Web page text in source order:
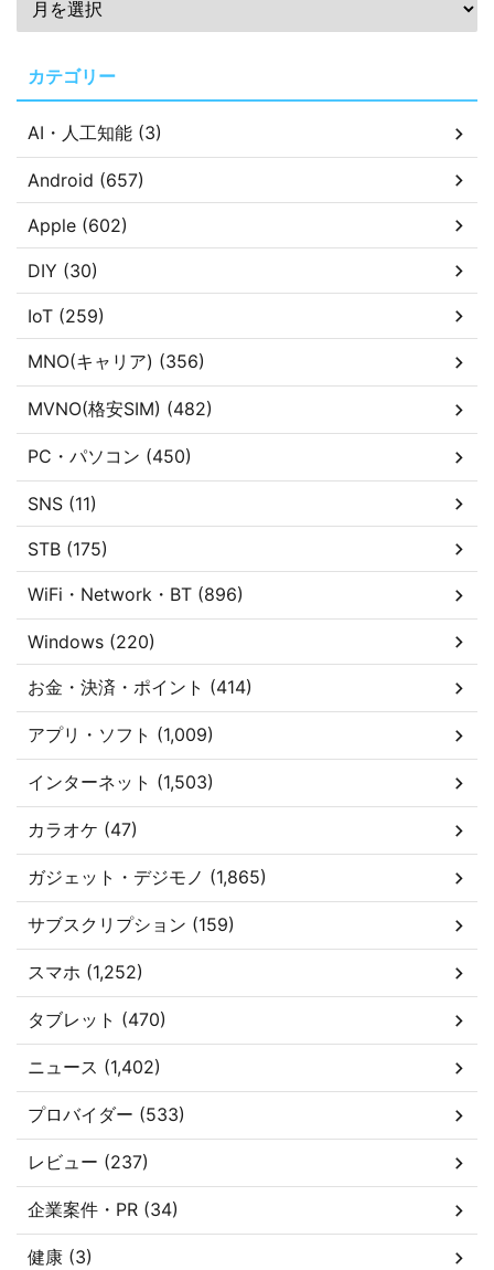
カテゴリー
AI・人工知能 (3)
Android (657)
Apple (602)
DIY (30)
IoT (259)
MNO(キャリア) (356)
MVNO(格安SIM) (482)
PC・パソコン (450)
SNS (11)
STB (175)
WiFi・Network・BT (896)
Windows (220)
お金・決済・ポイント (414)
アプリ・ソフト (1,009)
インターネット (1,503)
カラオケ (47)
ガジェット・デジモノ (1,865)
サブスクリプション (159)
スマホ (1,252)
タブレット (470)
ニュース (1,402)
プロバイダー (533)
レビュー (237)
企業案件・PR (34)
健康 (3)